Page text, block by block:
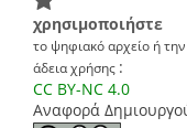
χρησιμοποιήστε
το ψηφιακό αρχείο ή
άδεια χρήσης :
CC BY-NC 4.0
Αναφορά